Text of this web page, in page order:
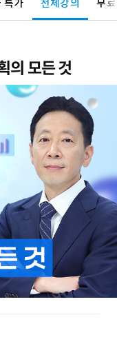
특가 전체강의 무
의 모든 것